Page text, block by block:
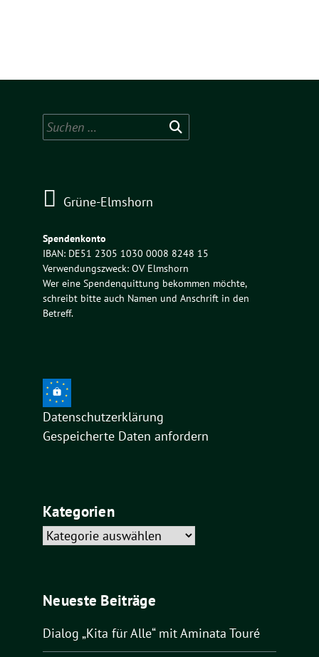
Suchen
nach:
Grüne-Elmshorn
Spendenkonto
IBAN: DE51 2305 1030 0008 8248 15
Verwendungszweck: OV Elmshorn
Wer eine Spendenquittung bekommen möchte,
schreibt bitte auch Namen und Anschrift in den
Betreff.
Datenschutzerklärung
Gespeicherte Daten anfordern
Kategorien
Kategorien
Neueste Beiträge
Dialog „Kita für Alle“ mit Aminata Touré